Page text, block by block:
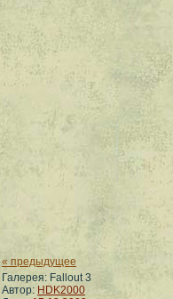
« предыдущее
Галерея: Fallout 3
Автор: HDK2000